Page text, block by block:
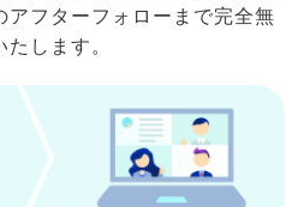
フターフォローまで完全無
します。